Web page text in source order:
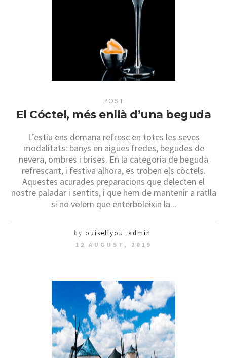
POST
El Cóctel, més enllà d’una beguda
L’estiu ens demana refresc en totes les seves
modalitats: banys en aigües fredes, begudes de
nevera, ombres i brises. En la categoria de beguda
refrescant, i festiva alhora, es troben els còctels.
Aquestes acurades preparacions que delecten el
nostre paladar i sentits, i que hem de mantenir a ratlla
si no volem que enterboleixin la...
by ouisellyou_admin
12 AUGUST, 2019